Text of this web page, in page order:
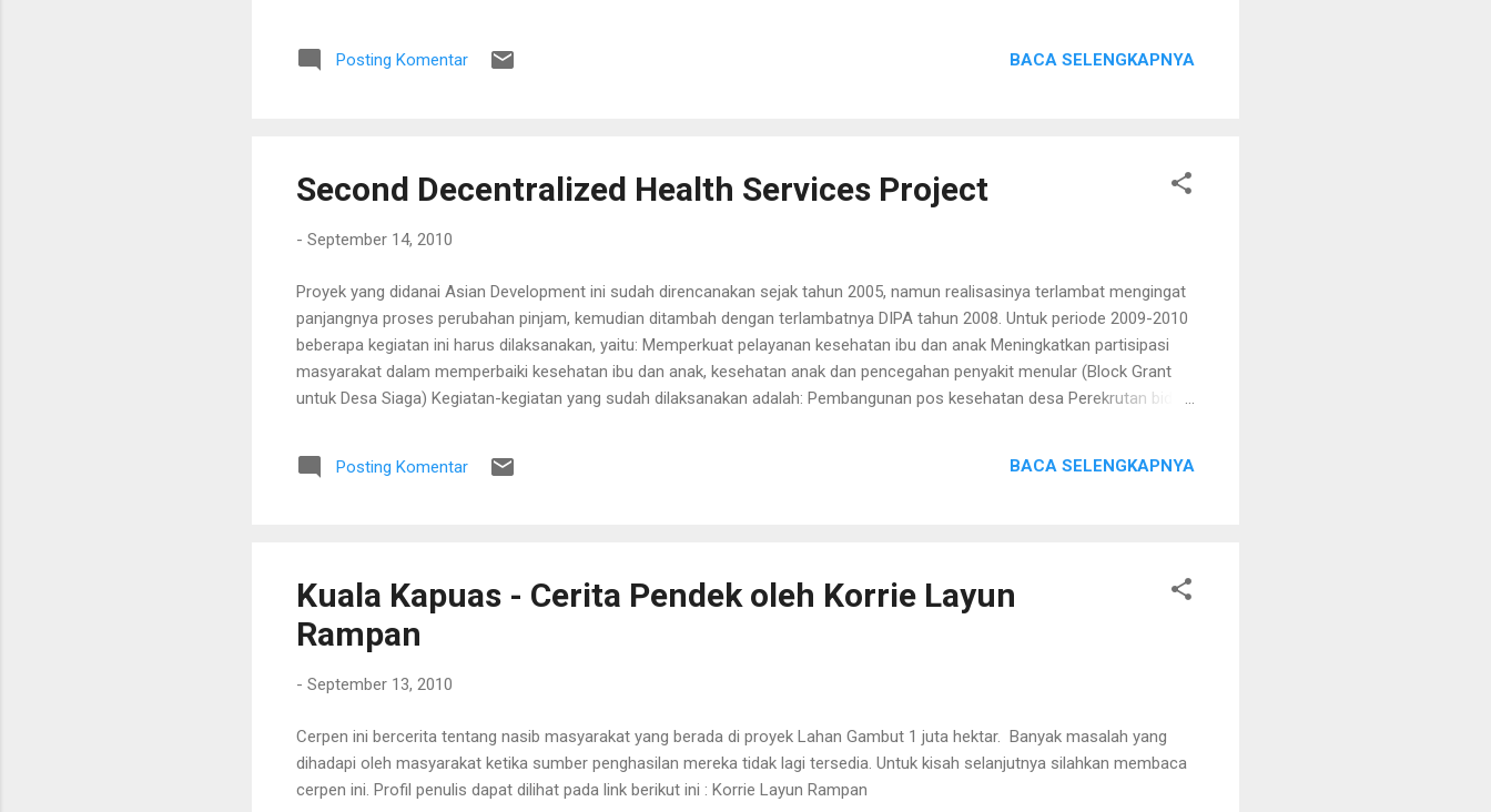
Posting Komentar BACA SELENGKAPNYA
Second Decentralized Health Services Project
- September 14, 2010
Proyek yang didanai Asian Development ini sudah direncanakan sejak tahun 2005, namun realisasinya terlambat mengingat
panjangnya proses perubahan pinjam, kemudian ditambah dengan terlambatnya DIPA tahun 2008. Untuk periode 2009-2010
beberapa kegiatan ini harus dilaksanakan, yaitu: Memperkuat pelayanan kesehatan ibu dan anak Meningkatkan partisipasi
masyarakat dalam memperbaiki kesehatan ibu dan anak, kesehatan anak dan pencegahan penyakit menular (Block Grant
untuk Desa Siaga) Kegiatan-kegiatan yang sudah dilaksanakan adalah: Pembangunan pos kesehatan desa Perekrutan bidan
adalah: DHS2 Sumber : Dokumen post midterm review
Posting Komentar BACA SELENGKAPNYA
Kuala Kapuas - Cerita Pendek oleh Korrie Layun
Rampan
- September 13, 2010
Cerpen ini bercerita tentang nasib masyarakat yang berada di proyek Lahan Gambut 1 juta hektar. Banyak masalah yang
dihadapi oleh masyarakat ketika sumber penghasilan mereka tidak lagi tersedia. Untuk kisah selanjutnya silahkan membaca
cerpen ini. Profil penulis dapat dilihat pada link berikut ini : Korrie Layun Rampan